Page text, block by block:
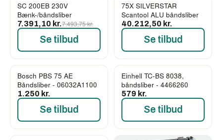
-1%
SC 200EB 230V
Bænk-/båndsliber
7.391,10 kr.7.493,75 kr.
Se tilbud
75X SILVERSTAR
Scantool ALU båndsliber
40.212,50 kr.
Se tilbud
Bosch PBS 75 AE
Båndsliber - 06032A1100
1.250 kr.
Se tilbud
Einhell TC-BS 8038,
båndsliber - 4466260
579 kr.
Se tilbud